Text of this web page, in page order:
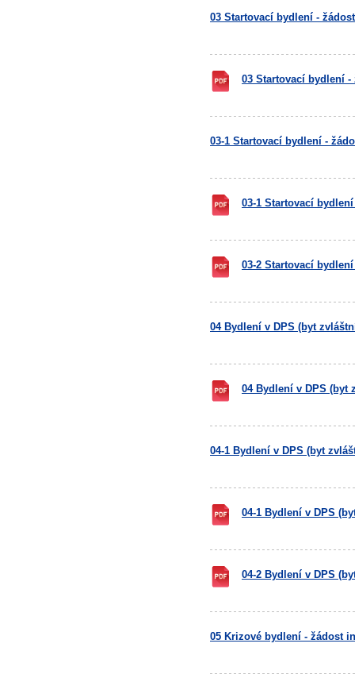
03 Startovací bydlení -
03 Startovací bydlení -
03-1 Startovací bydlení -
03-1 Startovací
03-2 Startovací
04 Bydlení v DPS (byt
04 Bydlení v DPS (byt
04-1 Bydlení v DPS (byt
04-1 Bydlení v DPS
04-2 Bydlení v DPS
05 Krizové bydlení - žádost